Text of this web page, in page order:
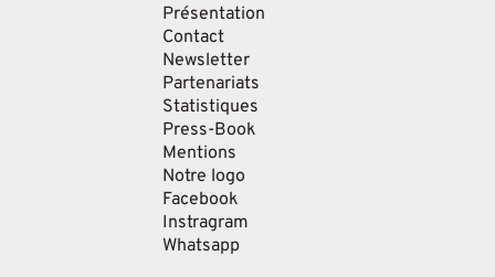
Présentation
Contact
Newsletter
Partenariats
Statistiques
Press-Book
Mentions
Notre logo
Facebook
Instragram
Whatsapp